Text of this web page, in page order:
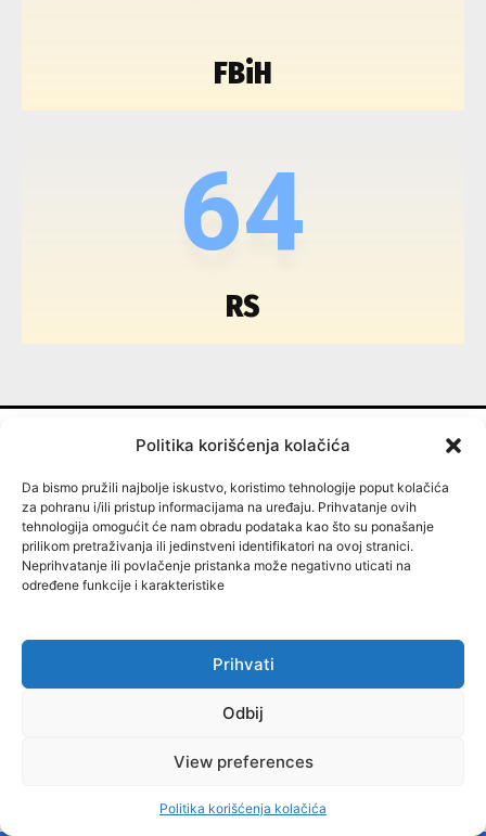
Politika korišćenja kolačića
Da bismo pružili najbolje iskustvo, koristimo tehnologije poput kolačića
za pohranu i/ili pristup informacijama na uređaju. Prihvatanje ovih
tehnologija omogućit će nam obradu podataka kao što su ponašanje
prilikom pretraživanja ili jedinstveni identifikatori na ovoj stranici.
Neprihvatanje ili povlačenje pristanka može negativno uticati na
određene funkcije i karakteristike
Prihvati
Odbij
View preferences
Politika korišćenja kolačića
FBiH
64
RS
MISBIH
Mapa istraživačkih sadržaja u Bosni i Hercegovini
O NAMA
Jedinstveni portal Mapa istraživačkih sadržaja u
Bosni i Hercegovini koji se bave kriminalom i
kantonalnih/županijskih, entitetskih (distrikt) i